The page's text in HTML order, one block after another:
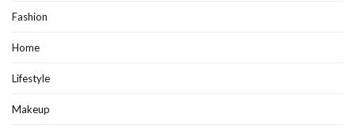
Fashion
Home
Lifestyle
Makeup